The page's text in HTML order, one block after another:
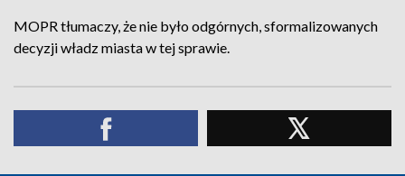
MOPR tłumaczy, że nie było odgórnych, sformalizowanych
decyzji władz miasta w tej sprawie.